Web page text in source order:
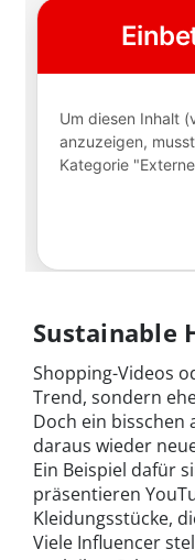
Sustainable
Shopping-Videos
Trend, sondern
Doch ein
daraus wieder
Ein Beispiel dafür
präsentieren
Kleidungsstücke,
Viele Influencer